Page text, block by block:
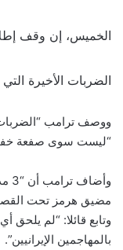
الخميس، إن وقف
⁠الضربات الأخيرة
ووصف ترامب “الضربات
“ليست سوى صفعة
مضيق هرمز تحت
وتابع قائلا: “لم
بالمهاجمين الإيرانيين”.